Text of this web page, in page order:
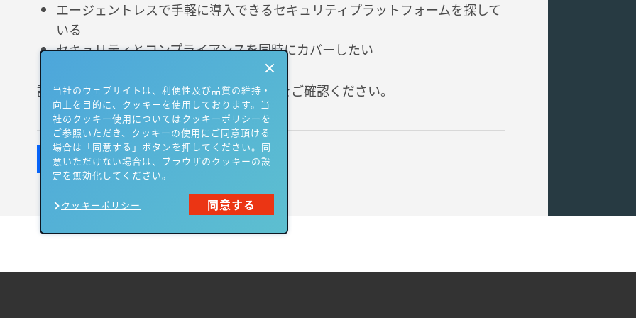
エージェントレスで手軽に導入できるセキュリティプラットフォームを探して
いる
セキュリティとコンプライアンスを同時にカバーしたい
詳細はフォームに必要情報を入力して資料をご確認ください。
当社のウェブサイトは、利便性及び品質の維持・
向上を目的に、クッキーを使用しております。当
社のクッキー使用についてはクッキーポリシーを
ご参照いただき、クッキーの使用にご同意頂ける
場合は「同意する」ボタンを押してください。同
意いただけない場合は、ブラウザのクッキーの設
定を無効化してください。
クッキーポリシー 同意する